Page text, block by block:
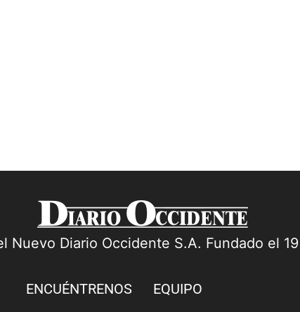
Nuevo Diario Occidente S.A. Fundado el
ENCUÉNTRENOS EQUIPO